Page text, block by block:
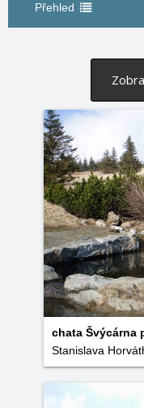
Přehled
chata Švýcárna
Stanislava